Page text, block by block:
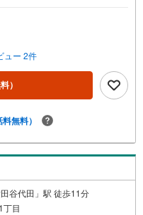
納できるWICで衣替えが不
を完備！暮らす人を考えた
眺望良好で新宿高層ビル群
ランクルームがあり、お部
ます！◆不在時でも荷物の受
利用可能！◆閑静な街並みに
話が繋がりやすくなってお
無料）」ボタンよりご希望
スムーズにご案内が可能で
が強み】（1）住宅ローンに
門部署があります！（2）施
社内にあります！（3）定休
ュー 2件
）
料無料）
谷代田」駅 徒歩11分
丁目